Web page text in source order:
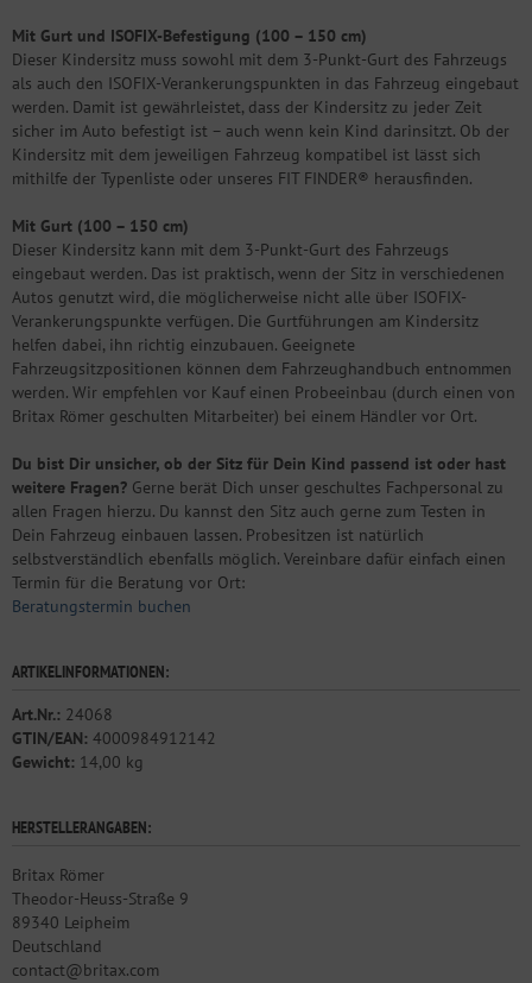
Mit Gurt und ISOFIX-Befestigung (100 – 150 cm)
Dieser Kindersitz muss sowohl mit dem 3-Punkt-Gurt des Fahrzeugs
als auch den ISOFIX-Verankerungspunkten in das Fahrzeug eingebaut
werden. Damit ist gewährleistet, dass der Kindersitz zu jeder Zeit
sicher im Auto befestigt ist – auch wenn kein Kind darinsitzt. Ob der
Kindersitz mit dem jeweiligen Fahrzeug kompatibel ist lässt sich
mithilfe der Typenliste oder unseres FIT FINDER® herausfinden.
Mit Gurt (100 – 150 cm)
Dieser Kindersitz kann mit dem 3-Punkt-Gurt des Fahrzeugs
eingebaut werden. Das ist praktisch, wenn der Sitz in verschiedenen
Autos genutzt wird, die möglicherweise nicht alle über ISOFIX-
Verankerungspunkte verfügen. Die Gurtführungen am Kindersitz
helfen dabei, ihn richtig einzubauen. Geeignete
Fahrzeugsitzpositionen können dem Fahrzeughandbuch entnommen
werden. Wir empfehlen vor Kauf einen Probeeinbau (durch einen von
Britax Römer geschulten Mitarbeiter) bei einem Händler vor Ort.
Du bist Dir unsicher, ob der Sitz für Dein Kind passend ist oder hast
weitere Fragen? Gerne berät Dich unser geschultes Fachpersonal zu
allen Fragen hierzu. Du kannst den Sitz auch gerne zum Testen in
Dein Fahrzeug einbauen lassen. Probesitzen ist natürlich
selbstverständlich ebenfalls möglich. Vereinbare dafür einfach einen
Termin für die Beratung vor Ort:
Beratungstermin buchen
ARTIKELINFORMATIONEN:
Art.Nr.: 24068
GTIN/EAN: 4000984912142
Gewicht: 14,00 kg
HERSTELLERANGABEN:
Britax Römer
Theodor-Heuss-Straße 9
89340 Leipheim
Deutschland
contact@britax.com